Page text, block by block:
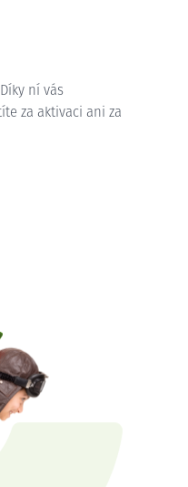
ní vás
za aktivaci ani za